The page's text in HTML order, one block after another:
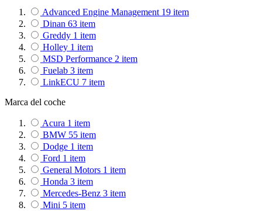
Advanced Engine Management 19 item
Dinan 63 item
Greddy 1 item
Holley 1 item
MSD Performance 2 item
Fuelab 3 item
LinkECU 7 item
Marca del coche
Acura 1 item
BMW 55 item
Dodge 1 item
Ford 1 item
General Motors 1 item
Honda 3 item
Mercedes-Benz 3 item
Mini 5 item